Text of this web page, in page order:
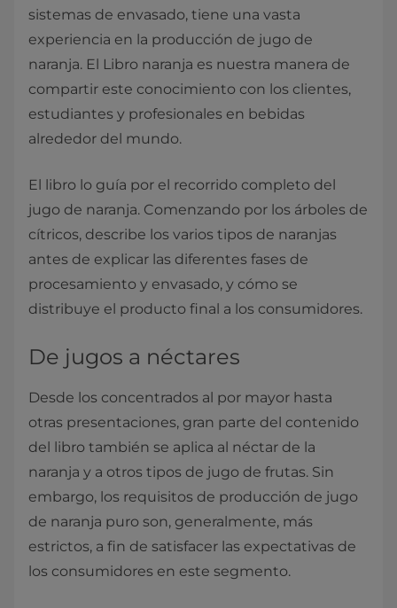
sistemas de envasado, tiene una vasta
experiencia en la producción de jugo de
naranja. El Libro naranja es nuestra manera de
compartir este conocimiento con los clientes,
estudiantes y profesionales en bebidas
alrededor del mundo.
El libro lo guía por el recorrido completo del
jugo de naranja. Comenzando por los árboles de
cítricos, describe los varios tipos de naranjas
antes de explicar las diferentes fases de
procesamiento y envasado, y cómo se
distribuye el producto final a los consumidores.
De jugos a néctares
Desde los concentrados al por mayor hasta
otras presentaciones, gran parte del contenido
del libro también se aplica al néctar de la
naranja y a otros tipos de jugo de frutas. Sin
embargo, los requisitos de producción de jugo
de naranja puro son, generalmente, más
estrictos, a fin de satisfacer las expectativas de
los consumidores en este segmento.